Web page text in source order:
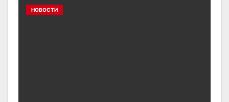
НОВОСТИ